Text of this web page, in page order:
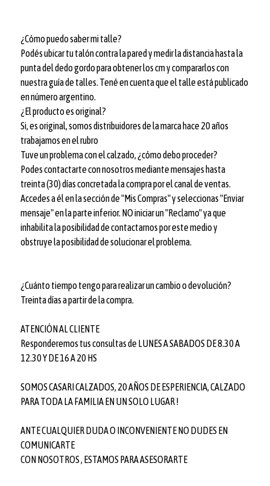
¿Cómo puedo saber mi talle?
Podés ubicar tu talón contra la pared y medir la distancia hasta la
punta del dedo gordo para obtener los cm y compararlos con
nuestra guía de talles. Tené en cuenta que el talle está publicado
en número argentino.
¿El producto es original?
Si, es original, somos distribuidores de la marca hace 20 años
trabajamos en el rubro
Tuve un problema con el calzado, ¿cómo debo proceder?
Podes contactarte con nosotros mediante mensajes hasta
treinta (30) días concretada la compra por el canal de ventas.
Accedes a él en la sección de "Mis Compras" y seleccionas "Enviar
mensaje" en la parte inferior. NO iniciar un "Reclamo" ya que
inhabilita la posibilidad de contactarnos por este medio y
obstruye la posibilidad de solucionar el problema.
¿Cuánto tiempo tengo para realizar un cambio o devolución?
Treinta días a partir de la compra.
ATENCIÓN AL CLIENTE
Responderemos tus consultas de LUNES A SABADOS DE 8.30 A
12.30 Y DE 16 A 20 HS
SOMOS CASARI CALZADOS, 20 AÑOS DE ESPERIENCIA, CALZADO
PARA TODA LA FAMILIA EN UN SOLO LUGAR !
ANTE CUALQUIER DUDA O INCONVENIENTE NO DUDES EN
COMUNICARTE
CON NOSOTROS , ESTAMOS PARA ASESORARTE